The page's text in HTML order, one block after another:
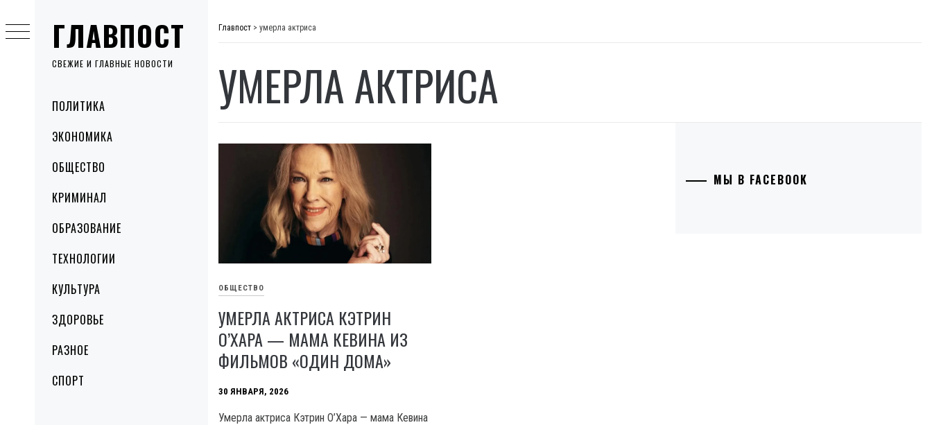
ГЛАВПОСТ
СВЕЖИЕ И ГЛАВНЫЕ НОВОСТИ
MenuПОЛИТИКА
ЭКОНОМИКА
ОБЩЕСТВО
КРИМИНАЛ
ОБРАЗОВАНИЕ
ТЕХНОЛОГИИ
КУЛЬТУРА
ЗДОРОВЬЕ
РАЗНОЕ
СПОРТ
to
content
Главпост > умерла актриса
УМЕРЛА АКТРИСА
ОБЩЕСТВО
УМЕРЛА АКТРИСА КЭТРИН
О’ХАРА — МАМА КЕВИНА ИЗ
ФИЛЬМОВ «ОДИН ДОМА»
30 ЯНВАРЯ, 2026
Умерла актриса Кэтрин О’Хара — мама Кевина
МЫ В FACEBOOK